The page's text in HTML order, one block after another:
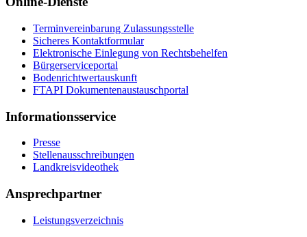
Terminvereinbarung Zulassungsstelle
Sicheres Kontaktformular
Elektronische Einlegung von Rechtsbehelfen
Bürgerserviceportal
Bodenrichtwertauskunft
FTAPI Dokumentenaustauschportal
Informationsservice
Presse
Stellenausschreibungen
Landkreisvideothek
Ansprechpartner
Leistungsverzeichnis